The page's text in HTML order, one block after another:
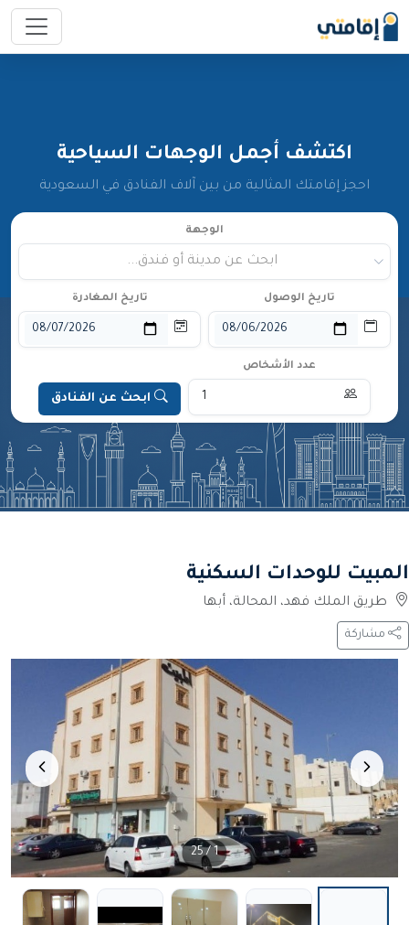
اكتشف أجمل الوجهات السياحية
احجز إقامتك المثالية من بين آلاف الفنادق في السعودية
الوجهة
ابحث عن مدينة أو فندق...
تاريخ الوصول تاريخ المغادرة
عدد الأشخاص
ابحث عن الفنادق
المبيت للوحدات السكنية
طريق الملك فهد، المحالة، أبها
مشاركة
1
/ 25